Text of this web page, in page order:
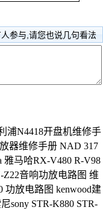
人参与,请您也说几句看法
浦N4418开盘机维修手
器维修手册 NAD 317
雅马哈RX-V480 R-V98
Z22音响功放电路图 维
功放电路图 kenwood建
sony STR-K880 STR-